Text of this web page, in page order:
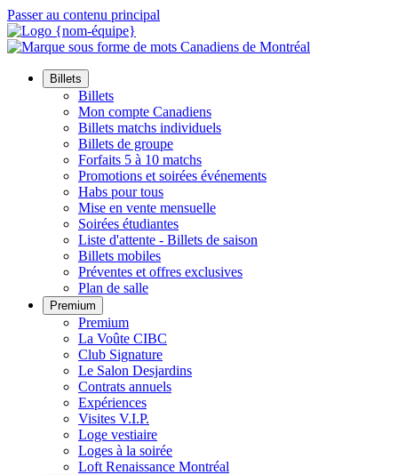
Passer au contenu principal
Billets
Billets
Mon compte Canadiens
Billets matchs individuels
Billets de groupe
Forfaits 5 à 10 matchs
Promotions et soirées événements
Habs pour tous
Mise en vente mensuelle
Soirées étudiantes
Liste d'attente - Billets de saison
Billets mobiles
Préventes et offres exclusives
Plan de salle
Premium
Premium
La Voûte CIBC
Club Signature
Le Salon Desjardins
Contrats annuels
Expériences
Visites V.I.P.
Loge vestiaire
Loges à la soirée
Loft Renaissance Montréal